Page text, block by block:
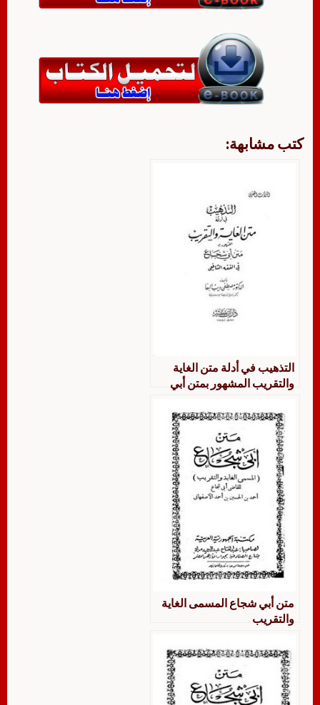
كتب مشابهة:
التذهيب في أدلة متن الغاية
والتقريب المشهور بمتن أبي
متن أبي شجاع المسمى الغاية
والتقريب